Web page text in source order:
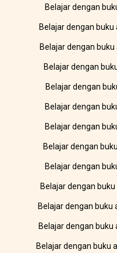
Belajar dengan
Belajar dengan
Belajar dengan
Belajar dengan
Belajar dengan
Belajar dengan
Belajar dengan
Belajar dengan
Belajar dengan
Belajar dengan
Belajar dengan buku
Belajar dengan buku
Belajar dengan buku